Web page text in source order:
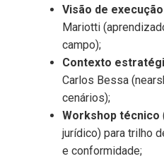
Visão de execução
Mariotti
campo);
Contexto
Carlos Bessa
cenários);
Workshop técnico
jurídico) para trilho
e conformidade;